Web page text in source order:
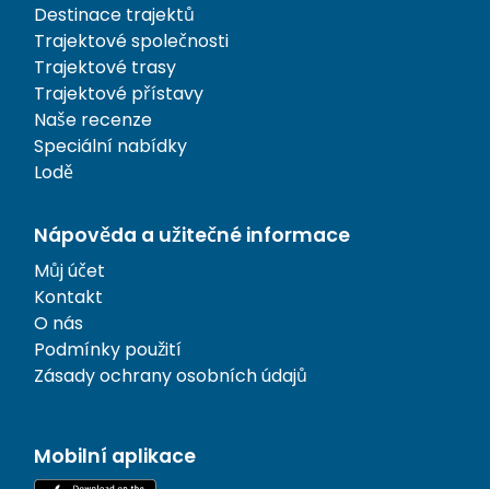
Destinace trajektů
Trajektové společnosti
Trajektové trasy
Trajektové přístavy
Naše recenze
Speciální nabídky
Lodě
Nápověda a užitečné informace
Můj účet
Kontakt
O nás
Podmínky použití
Zásady ochrany osobních údajů
Mobilní aplikace